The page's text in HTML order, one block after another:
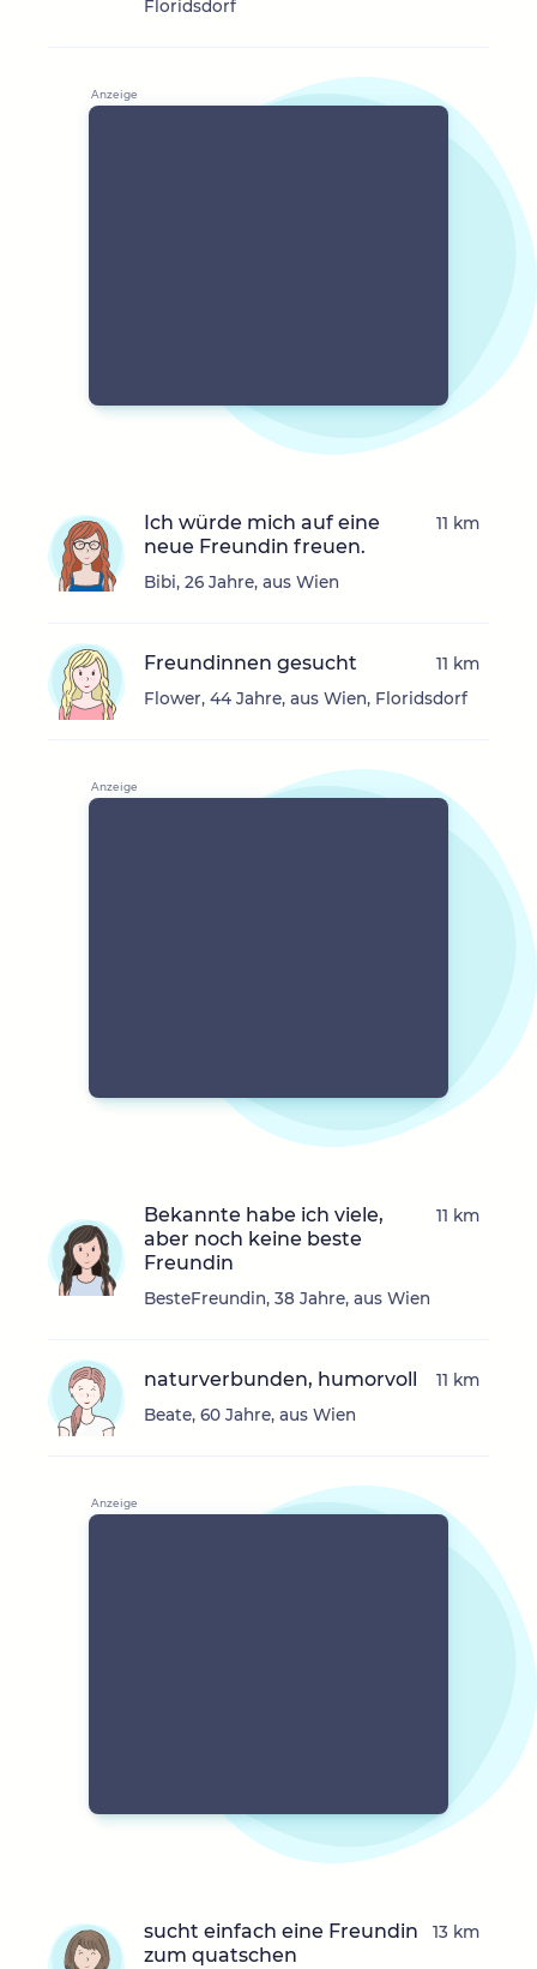
Floridsdorf
Ich würde mich auf eine
neue Freundin freuen.
Bibi, 26 Jahre, aus Wien
11 km
Freundinnen gesucht
Flower, 44 Jahre, aus Wien, Floridsdorf
11 km
Bekannte habe ich viele,
aber noch keine beste
Freundin
BesteFreundin, 38 Jahre, aus Wien
11 km
naturverbunden, humorvoll
Beate, 60 Jahre, aus Wien
11 km
sucht einfach eine Freundin
zum quatschen
13 km